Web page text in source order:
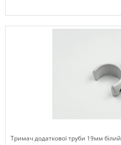
Тримач додаткової труби 19мм білий